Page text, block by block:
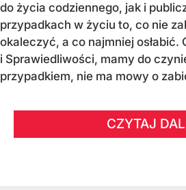
do życia codziennego, jak i
przypadkach w życiu to, co nie
okaleczyć, a co najmniej osłabić.
i Sprawiedliwości, mamy do
przypadkiem, nie ma mowy o
CZYTAJ